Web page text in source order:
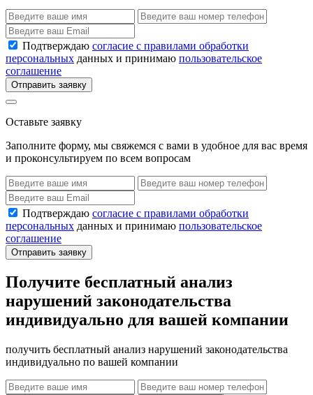
Подтверждаю согласие с правилами обработки
персональных данных и принимаю пользовательское
соглашение
Отправить заявку
Оставьте заявку
Заполните форму, мы свяжемся с вами в удобное для вас время
и проконсультируем по всем вопросам
Подтверждаю согласие с правилами обработки
персональных данных и принимаю пользовательское
соглашение
Отправить заявку
Получите бесплатный анализ
нарушений законодательства
индивидуально для вашей компании
получить бесплатный анализ нарушений законодательства
индивидуально по вашей компании